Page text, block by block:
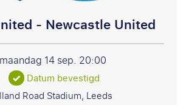
- Newcastle United
maandag 14 sep. 20:00
Datum bevestigd
Road Stadium, Leeds